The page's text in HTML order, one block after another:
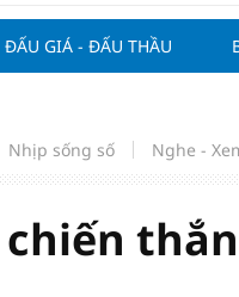
chính thức đàm phán
thế chỗ Tielemans
tuần qua: Vàng thế giới
giá quyền sử dụng đất và
phẩm giàu chất xơ tốt nhất
ĐẤU GIÁ - ĐẤU THẦU
Nhịp sống số Nghe -